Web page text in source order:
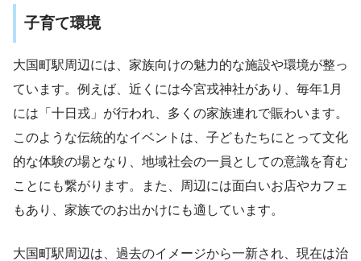
子育て環境
大国町駅周辺には、家族向けの魅力的な施設や環境が整っ
ています。例えば、近くには今宮戎神社があり、毎年1月
には「十日戎」が行われ、多くの家族連れで賑わいます。
このような伝統的なイベントは、子どもたちにとって文化
的な体験の場となり、地域社会の一員としての意識を育む
ことにも繋がります。また、周辺には面白いお店やカフェ
もあり、家族でのお出かけにも適しています​​。
大国町駅周辺は、過去のイメージから一新され、現在は治